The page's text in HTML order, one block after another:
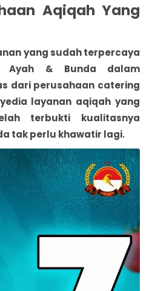
Aqiqah Yang
yang sudah terpercaya
Ayah & Bunda dalam
dari perusahaan catering
layanan aqiqah yang
terbukti kualitasnya
tak perlu khawatir lagi.